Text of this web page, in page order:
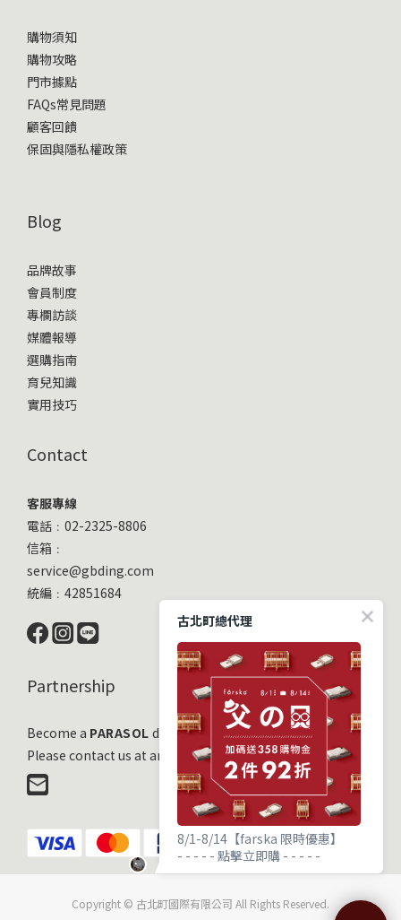
購物須知
購物攻略
門市據點
FAQs常見問題
顧客回饋
保固與隱私權政策
Blog
品牌故事
會員制度
專欄訪談
媒體報導
選購指南
育兒知識
實用技巧
Contact
客服專線
電話﹕02-2325-8806
信箱﹕
service@gbding.com
統編﹕42851684
Partnership
Become a PARASOL distribution partner
Please contact us at any time!
Copyright © 古北町國際有限公司 All Rights Reserved.
古北町總代理
8/1-8/14【farska 限時優惠】
- - - - - 點擊立即購 - - - - -